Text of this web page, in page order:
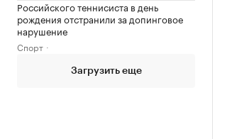
Российского теннисиста в день
рождения отстранили за допинговое
нарушение
Спорт
Загрузить еще